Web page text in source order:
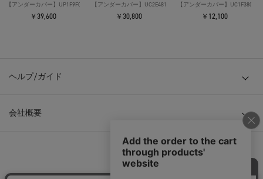
【アンダーカバー】UP1F9F01 ×Grounds
￥39,600
【アンダーカバー】UC2E4813-2 S/S Tee
￥30,800
【アンダーカバー】UC1F3805 S/
￥12,100
ヘルプ/ガイド
会社概要